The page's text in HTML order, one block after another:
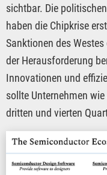
sichtbar. Die
haben die Chipkrise
Sanktionen des
der Herausforderung
Innovationen und
sollte Unternehmen
dritten und vierten